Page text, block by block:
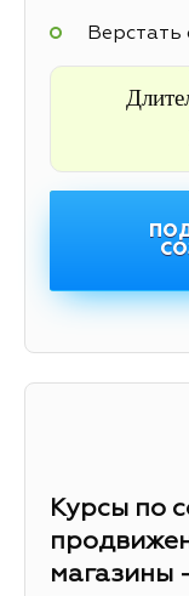
Верстать
Курсы по
магазины